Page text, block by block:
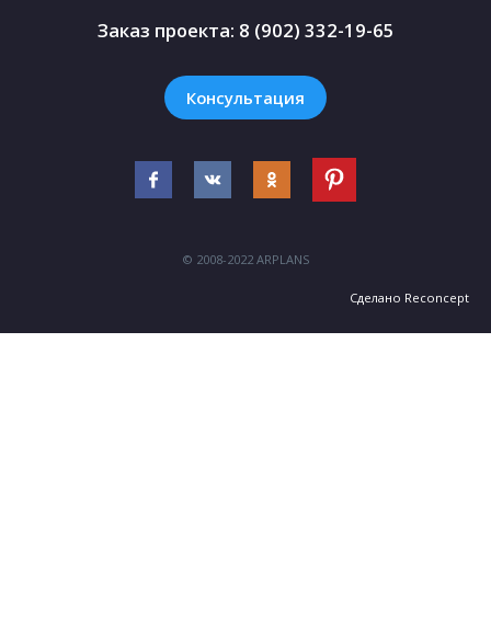
Заказ проекта: 8 (902) 332-19-65
Консультация
© 2008-2022 ARPLANS
Сделано Reconcept